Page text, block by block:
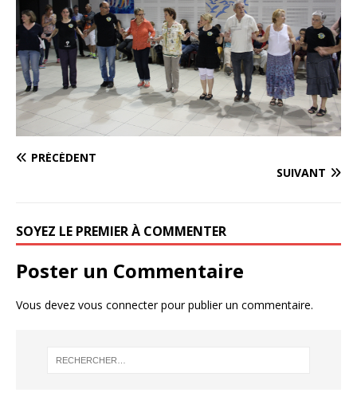
PRÉCÉDENT
SUIVANT
SOYEZ LE PREMIER À COMMENTER
Poster un Commentaire
Vous devez vous connecterpour publier un commentaire.